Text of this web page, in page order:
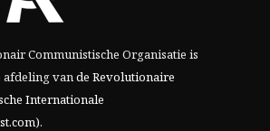
Communistische Organisatie is
afdeling vande Revolutionaire
Internationale
.